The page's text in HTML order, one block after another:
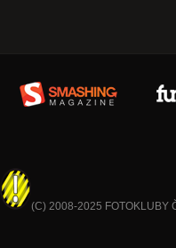
(C) 2008-2025 FOTOKLUBY